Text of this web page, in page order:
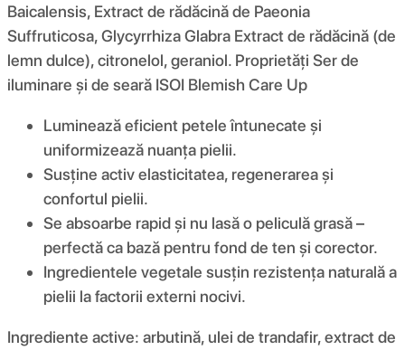
Baicalensis, Extract de rădăcină de Paeonia
Suffruticosa, Glycyrrhiza Glabra Extract de rădăcină (de
lemn dulce), citronelol, geraniol. Proprietăți Ser de
iluminare și de seară ISOI Blemish Care Up
Luminează eficient petele întunecate și
uniformizează nuanța pielii.
Susține activ elasticitatea, regenerarea și
confortul pielii.
Se absoarbe rapid și nu lasă o peliculă grasă –
perfectă ca bază pentru fond de ten și corector.
Ingredientele vegetale susțin rezistența naturală a
pielii la factorii externi nocivi.
Ingrediente active: arbutină, ulei de trandafir, extract de